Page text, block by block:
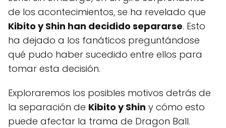
de los acontecimientos, se ha revelado que
Kibito y Shin han decidido separarse. Esto
ha dejado a los fanáticos preguntándose
qué pudo haber sucedido entre ellos para
tomar esta decisión.
Exploraremos los posibles motivos detrás de
la separación de Kibito y Shin y cómo esto
puede afectar la trama de Dragon Ball.